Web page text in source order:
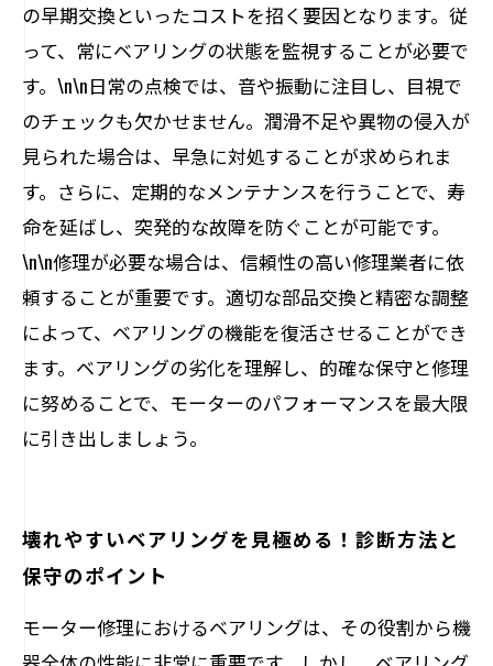
の早期交換といったコストを招く要因となります。従
って、常にベアリングの状態を監視することが必要で
す。\n\n日常の点検では、音や振動に注目し、目視で
のチェックも欠かせません。潤滑不足や異物の侵入が
見られた場合は、早急に対処することが求められま
す。さらに、定期的なメンテナンスを行うことで、寿
命を延ばし、突発的な故障を防ぐことが可能です。
\n\n修理が必要な場合は、信頼性の高い修理業者に依
頼することが重要です。適切な部品交換と精密な調整
によって、ベアリングの機能を復活させることができ
ます。ベアリングの劣化を理解し、的確な保守と修理
に努めることで、モーターのパフォーマンスを最大限
に引き出しましょう。
壊れやすいベアリングを見極める！診断方法と
保守のポイント
モーター修理におけるベアリングは、その役割から機